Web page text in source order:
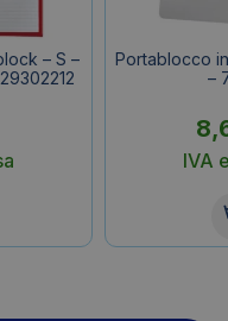
– S –
Portablocco
–
IVA